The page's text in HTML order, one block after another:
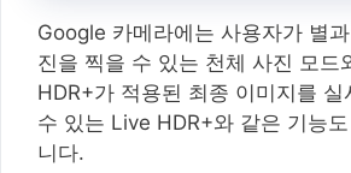
Google 카메라에는 사용자가 별
진을 찍을 수 있는 천체 사진 모드
HDR+가 적용된 최종 이미지를 실
수 있는 Live HDR+와 같은 기능
니다.